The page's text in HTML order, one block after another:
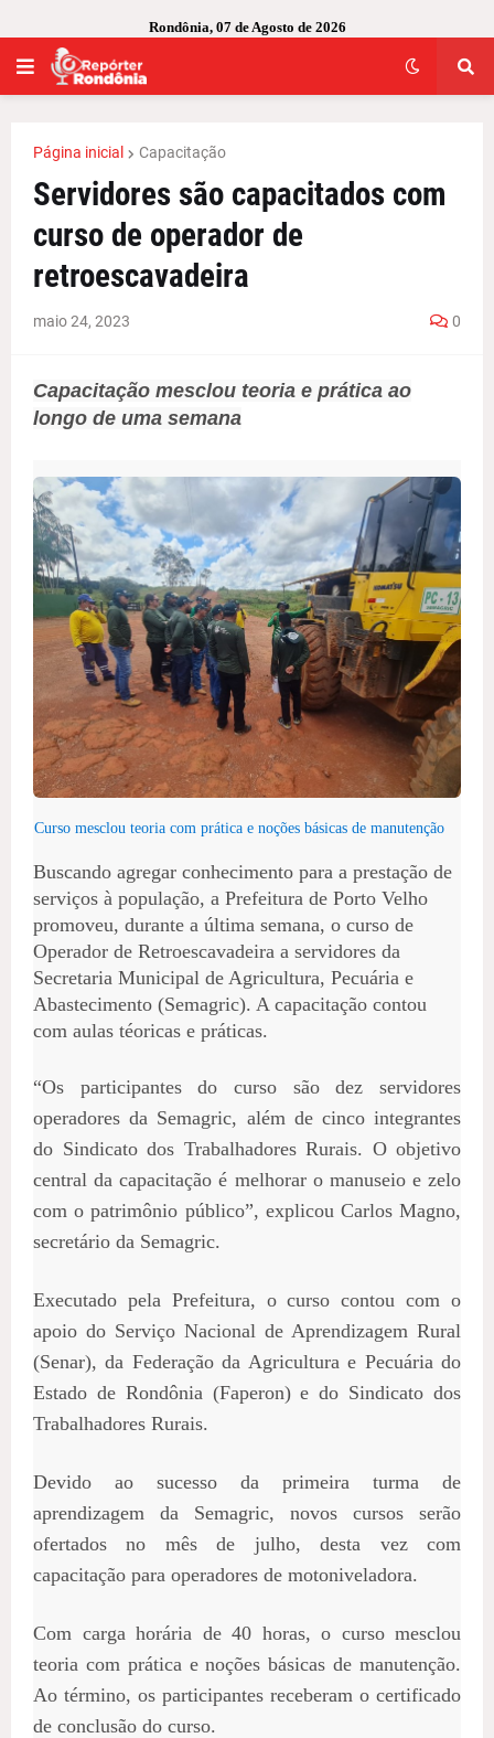
Rondônia, 07 de Agosto de 2026
Página inicial Capacitação
Servidores são capacitados com
curso de operador de
retroescavadeira
maio 24, 2023 0
Capacitação mesclou teoria e prática ao
longo de uma semana
Curso mesclou teoria com prática e noções básicas de manutenção
Buscando agregar conhecimento para a prestação de
serviços à população, a Prefeitura de Porto Velho
promoveu, durante a última semana, o curso de
Operador de Retroescavadeira a servidores da
Secretaria Municipal de Agricultura, Pecuária e
Abastecimento (Semagric). A capacitação contou
com aulas téoricas e práticas.
“Os participantes do curso são dez servidores
operadores da Semagric, além de cinco integrantes
do Sindicato dos Trabalhadores Rurais. O objetivo
central da capacitação é melhorar o manuseio e zelo
com o patrimônio público”, explicou Carlos Magno,
secretário da Semagric.
Executado pela Prefeitura, o curso contou com o
apoio do Serviço Nacional de Aprendizagem Rural
(Senar), da Federação da Agricultura e Pecuária do
Estado de Rondônia (Faperon) e do Sindicato dos
Trabalhadores Rurais.
Devido ao sucesso da primeira turma de
aprendizagem da Semagric, novos cursos serão
ofertados no mês de julho, desta vez com
capacitação para operadores de motoniveladora.
Com carga horária de 40 horas, o curso mesclou
teoria com prática e noções básicas de manutenção.
Ao término, os participantes receberam o certificado
de conclusão do curso.